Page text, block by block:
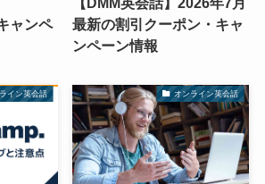
ャンペ
最新の割引クーポン・キャ
ンペーン情報
イン英会話 オンライン英会話